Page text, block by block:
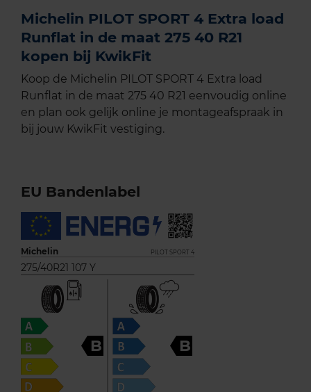
Michelin PILOT SPORT 4 Extra load
Runflat in de maat 275 40 R21
kopen bij KwikFit
Koop de Michelin PILOT SPORT 4 Extra load
Runflat in de maat 275 40 R21 eenvoudig online
en plan ook gelijk online je montageafspraak in
bij jouw KwikFit vestiging.
EU Bandenlabel
Michelin PILOT SPORT 4
275/40R21 107 Y
B B